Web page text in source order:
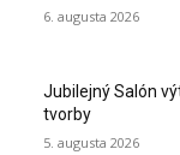
6. augusta 2026
Jubilejný Salón
tvorby
5. augusta 2026